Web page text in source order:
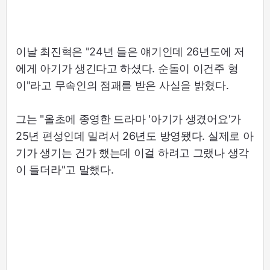
이날 최진혁은 "24년 들은 얘기인데 26년도에 저
에게 아기가 생긴다고 하셨다. 순돌이 이건주 형
이"라고 무속인의 점괘를 받은 사실을 밝혔다.
그는 "올초에 종영한 드라마 '아기가 생겼어요'가
25년 편성인데 밀려서 26년도 방영됐다. 실제로 아
기가 생기는 건가 했는데 이걸 하려고 그랬나 생각
이 들더라"고 말했다.